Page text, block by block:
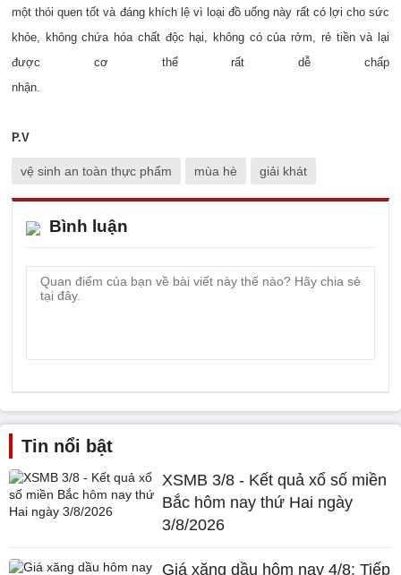
một thói quen tốt và đáng khích lệ vì loại đồ uống này rất có lợi cho sức
khỏe, không chứa hóa chất độc hại, không có của rởm, rẻ tiền và lại
được cơ thể rất dễ chấp
nhận.
P.V
vệ sinh an toàn thực phẩm mùa hè giải khát
Bình luận
Tin nổi bật
XSMB 3/8 - Kết quả xổ số miền
Bắc hôm nay thứ Hai ngày
3/8/2026
Giá xăng dầu hôm nay 4/8: Tiếp